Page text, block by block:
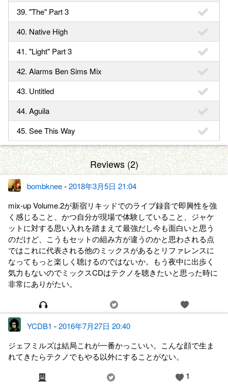
39. "The" Part 3
40. Native High
41. "Light" Part 3
42. Alarms Ben Sims Mix
43. Untitled
44. Aguila
45. See This Way
Reviews (2)
bombknee-2018年3月5日 21:04
mix-up Volume.2が新宿リキッドでのライブ録音で即興性を強
く感じること、かつ自分が現場で体験していること、ジャケ
ットに対する思い入れを踏まえて最強だし今も面白いと思う
のだけど、こうもセットの組み方が違うのかと思わされる点
ではこれに代表される他のミックスがあるとリファレンスに
なってもっと楽しく聴けるのではないか。もう夜中に出歩く
気力もないのでミックスCDはテクノを聴きたいと思った時に
非常にありがたい。
YCDB1 -2016年7月27日 20:40
ジェフミルズは結局これが一番かっこいい。こんな顔で生ま
れてきたらテクノでもやる以外にすることがない。
1